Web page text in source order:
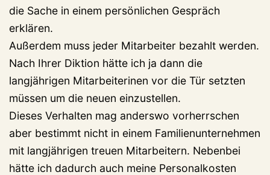
die Sache in einem persönlichen Gespräch
erklären.
Außerdem muss jeder Mitarbeiter bezahlt werden.
Nach Ihrer Diktion hätte ich ja dann die
langjährigen Mitarbeiterinen vor die Tür setzten
müssen um die neuen einzustellen.
Dieses Verhalten mag anderswo vorherrschen
aber bestimmt nicht in einem Familienunternehmen
mit langjährigen treuen Mitarbeitern. Nebenbei
hätte ich dadurch auch meine Personalkosten